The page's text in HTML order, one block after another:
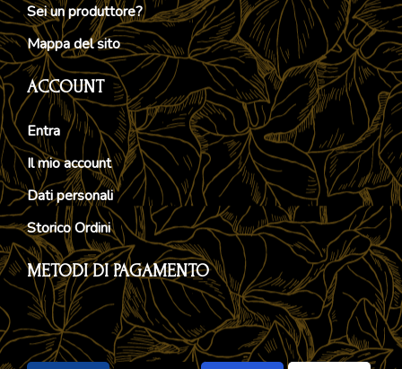
Sei un produttore?
Mappa del sito
ACCOUNT
Entra
Il mio account
Dati personali
Storico Ordini
METODI DI PAGAMENTO